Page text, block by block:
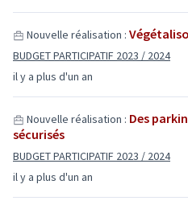
il y a plus d'un an
Nouvelle réalisation :
BUDGET PARTICIPATIF 2023 / 2024
il y a plus d'un an
Nouvelle réalisation : Des
sécurisés
BUDGET PARTICIPATIF 2023 / 2024